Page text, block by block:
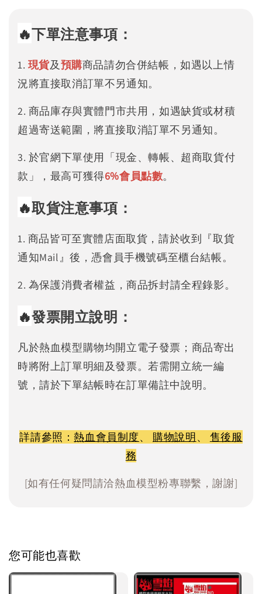
🔥下單注意事項：
1. 現貨及預購商品請勿合併結帳，如遇以上情
況將直接取消訂單不另通知。
2. 商品庫存與實體門市共用，如遇缺貨或材積
超過寄送範圍，將直接取消訂單不另通知。
3. 於官網下單使用「現金、轉帳、超商取貨付
款」，最高可獲得6%會員點數。
🔥取貨注意事項：
1. 商品皆可至實體店面取貨，請於收到『取貨
通知Mail』後，憑會員手機號碼至櫃台結帳。
2. 為保護消費者權益，商品拆封請全程錄影。
🔥發票開立說明：
凡於熱血模型購物均開立電子發票；商品寄出
時將附上訂單明細及發票。若需開立統一編
號，請於下單結帳時在訂單備註中說明。
詳請參照：熱血會員制度、 購物說明、 售後服
務
[如有任何疑問請洽熱血模型粉專聯繫，謝謝]
您可能也喜歡